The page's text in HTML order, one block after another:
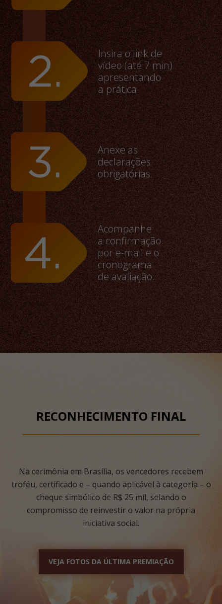
Insira o link de
vídeo (até 7 min)
apresentando
a prática.
Anexe as
declarações
obrigatórias.
Acompanhe
a confirmação
por e-mail e o
cronograma
de avaliação.
RECONHECIMENTO FINAL
Na cerimônia em Brasília, os vencedores recebem
troféu, certificado e – quando aplicável à categoria – o
cheque simbólico de R$ 25 mil, selando o
compromisso de reinvestir o valor na própria
iniciativa social.
VEJA FOTOS DA ÚLTIMA PREMIAÇÃO